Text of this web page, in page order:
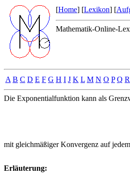
[Home] [Lexikon] [
Mathematik-Online-
A B C D E F G H I J K L M N O P Q R
Die Exponentialfunktion kann als
mit gleichmäßiger Konvergenz auf
Erläuterung: